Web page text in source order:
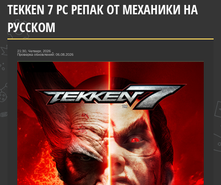
TEKKEN 7 PC РЕПАК ОТ МЕХАНИКИ НА
РУССКОМ
21:30, Четверг, 2026
Проверка обновлений: 06.08.2026